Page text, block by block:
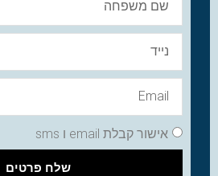
אישור קבלת email ו sms
שלח פרטים